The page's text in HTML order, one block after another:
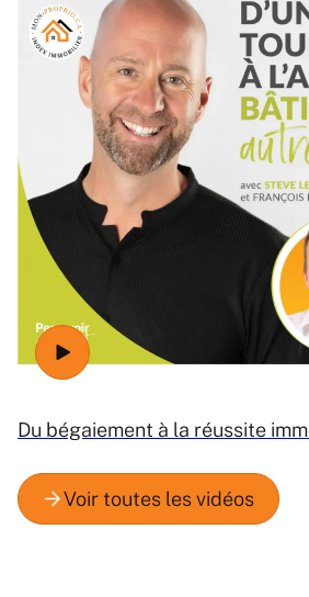
Du bégaiement à la réussite